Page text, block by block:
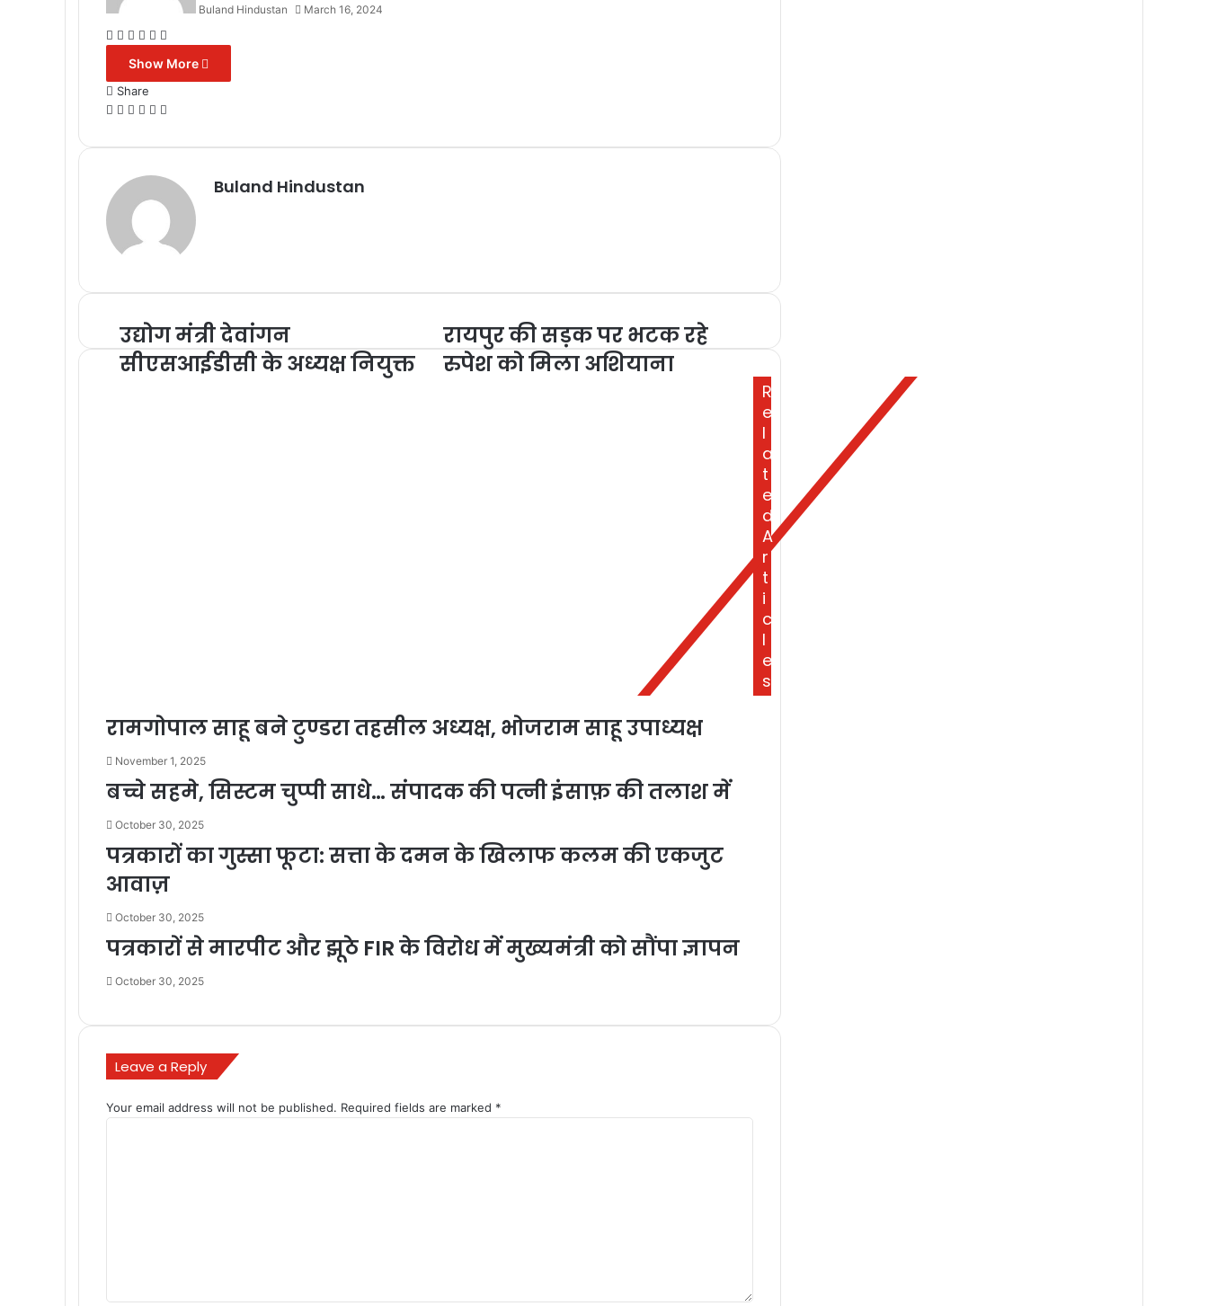
Buland Hindustan March 16, 2024
Facebook
X Messenger
Messenger
WhatsApp
Show More
Share
Facebook
X Messenger
Messenger
WhatsApp
Buland Hindustan
उद्योग मंत्री देवांगन
सीएसआईडीसी के अध्यक्ष नियुक्त
रायपुर की सड़क पर भटक रहे
रुपेश को मिला अशियाना
R
e
l
a
t
e
d
A
r
t
i
c
l
e
s
रामगोपाल साहू बने टुण्डरा तहसील अध्यक्ष, भोजराम साहू उपाध्यक्ष
November 1, 2025
बच्चे सहमे, सिस्टम चुप्पी साधे… संपादक की पत्नी इंसाफ़ की तलाश में
October 30, 2025
पत्रकारों का गुस्सा फूटा: सत्ता के दमन के खिलाफ कलम की एकजुट
आवाज़
October 30, 2025
पत्रकारों से मारपीट और झूठे FIR के विरोध में मुख्यमंत्री को सौंपा ज्ञापन
October 30, 2025
Leave a Reply
Your email address will not be published. Required fields are marked *